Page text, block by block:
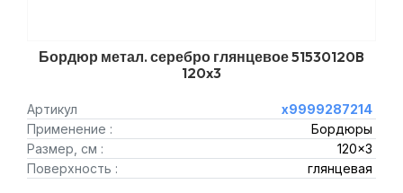
Бордюр метал. серебро глянцевое 51530120B
120x3
Артикул
х9999287214
Применение :
Бордюры
Размер, см :
120x3
Поверхность :
глянцевая